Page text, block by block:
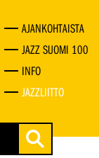
AJANKOHTAISTA
JAZZ SUOMI 100
INFO
JAZZLIITTO